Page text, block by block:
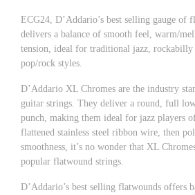
ECG24, D’Addario’s best selling gauge of
delivers a balance of smooth feel, warm/
tension, ideal for traditional jazz, rockabilly
pop/rock styles.
D’Addario XL Chromes are the industry
guitar strings. They deliver a round, full
punch, making them ideal for jazz players
flattened stainless steel ribbon wire, then
smoothness, it’s no wonder that XL
popular flatwound strings.
D’Addario’s best selling flatwounds offers